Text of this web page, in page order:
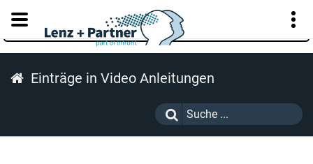
KUNDENPORTAL
Einträge in Video Anleitungen